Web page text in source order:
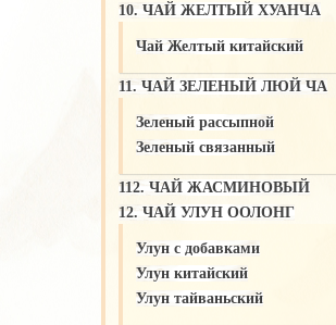
10. ЧАЙ ЖЕЛТЫЙ ХУАНЧА
Чай Желтый китайский
11. ЧАЙ ЗЕЛЕНЫЙ ЛЮЙ ЧА
Зеленый рассыпной
Зеленый связанный
112. ЧАЙ ЖАСМИНОВЫЙ
12. ЧАЙ УЛУН ООЛОНГ
Улун c добавками
Улун китайский
Улун тайваньский